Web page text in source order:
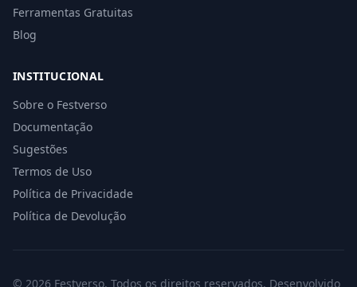
Ferramentas Gratuitas
Blog
INSTITUCIONAL
Sobre o Festverso
Documentação
Sugestões
Termos de Uso
Política de Privacidade
Política de Devolução
© 2026 Festverso. Todos os direitos reservados. Desenvolvido